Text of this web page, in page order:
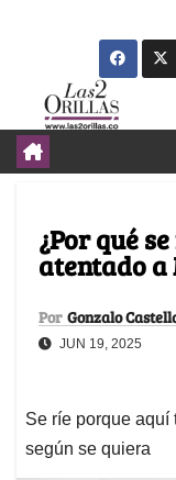
¿Por qué
atentado a
Por Gonzalo
JUN 19, 2025
Se ríe porque aquí
según se quiera